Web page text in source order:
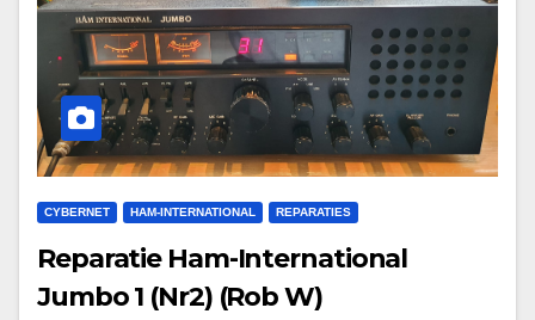
CYBERNET HAM-INTERNATIONAL REPARATIES
Reparatie Ham-International
Jumbo 1 (Nr2) (Rob W)